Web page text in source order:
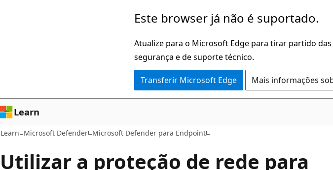
Este browser já não é suportado.
Atualize para o Microsoft Edge para tirar partido
segurança e de suporte técnico.
Transferir Microsoft Edge Mais informações
Learn
Learn Microsoft Defender Microsoft Defender para Endpoint
Utilizar a proteção de rede para